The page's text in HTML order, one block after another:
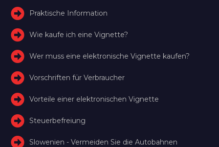
Praktische Information
Wie kaufe ich eine Vignette?
Wer muss eine elektronische Vignette kaufen?
Vorschriften für Verbraucher
Vorteile einer elektronischen Vignette
Steuerbefreiung
Slowenien - Vermeiden Sie die Autobahnen